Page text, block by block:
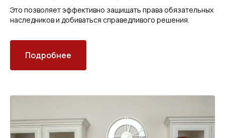
Это позволяет эффективно защищать права обязательных
наследников и добиваться справедливого решения.
Подробнее